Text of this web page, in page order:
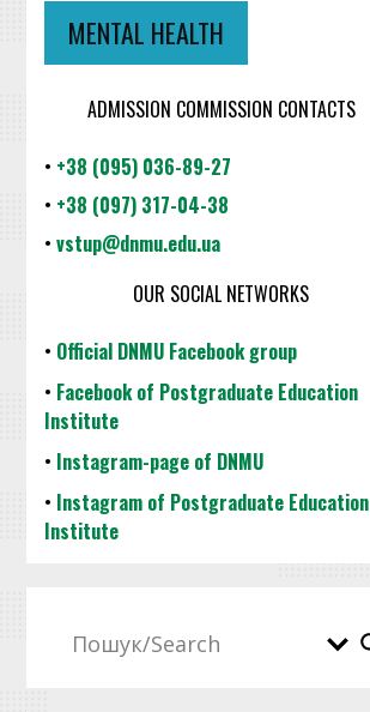
MENTAL HEALTH
ADMISSION COMMISSION CONTACTS
• +38 (095) 036-89-27
• +38 (097) 317-04-38
• vstup@dnmu.edu.ua
OUR SOCIAL NETWORKS
• Official DNMU Facebook group
• Facebook of Postgraduate Education
Institute
• Instagram-page of DNMU
• Instagram of Postgraduate Education
Institute